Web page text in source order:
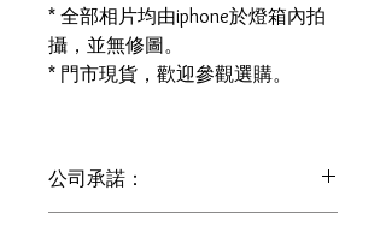
* 全部相片均由iphone於燈箱內拍
攝，並無修圖。
* 門市現貨，歡迎參觀選購。
公司承諾：